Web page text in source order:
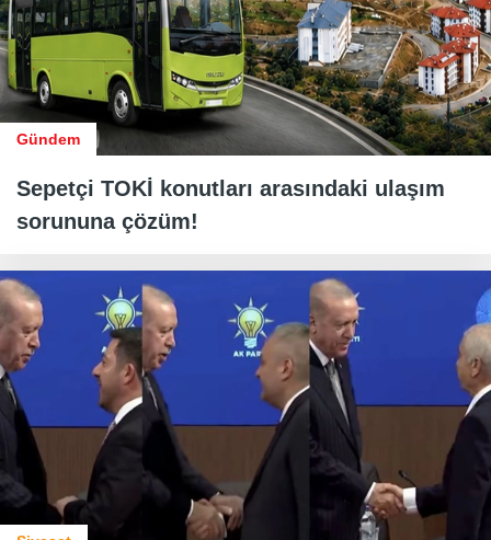
Gündem
Sepetçi TOKİ konutları arasındaki ulaşım
sorununa çözüm!